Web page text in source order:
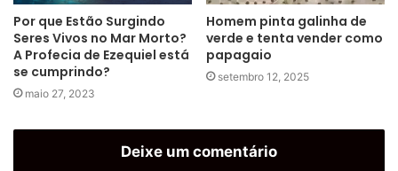
Por que Estão Surgindo
Seres Vivos no Mar Morto?
A Profecia de Ezequiel está
se cumprindo?
maio 27, 2023
Homem pinta galinha de
verde e tenta vender como
papagaio
setembro 12, 2025
Deixe um comentário